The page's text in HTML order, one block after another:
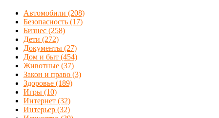
Автомобили (208)
Безопасность (17)
Бизнес (258)
Дети (272)
Документы (27)
Дом и быт (454)
Животные (37)
Закон и право (3)
Здоровье (189)
Игры (10)
Интернет (32)
Интерьер (32)